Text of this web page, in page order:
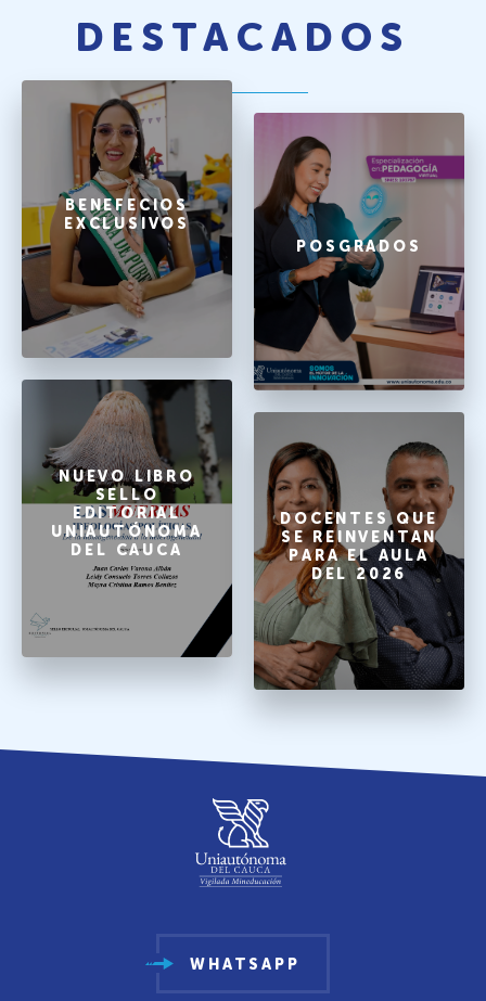
DESTACADOS
BENEFECIOS
EXCLUSIVOS
POSGRADOS
NUEVO LIBRO
SELLO
EDITORIAL
UNIAUTÓNOMA
DEL CAUCA
DOCENTES QUE
SE REINVENTAN
PARA EL AULA
DEL 2026
WHATSAPP